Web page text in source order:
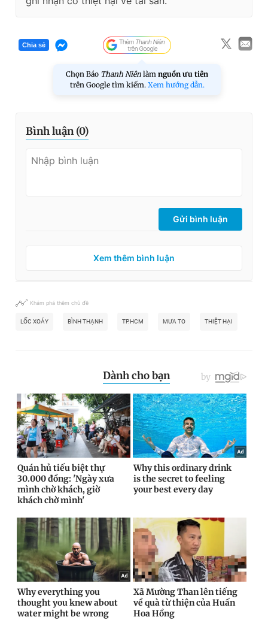
Chia sẻ
Chọn Báo Thanh Niên làm nguồn ưu tiên
trên Google tìm kiếm. Xem hướng dẫn.
Bình luận (0)
Gửi bình luận
Xem thêm bình luận
Khám phá thêm chủ đề
LỐC XOÁY BÌNH THẠNH TP.HCM MƯA TO THIỆT HẠI